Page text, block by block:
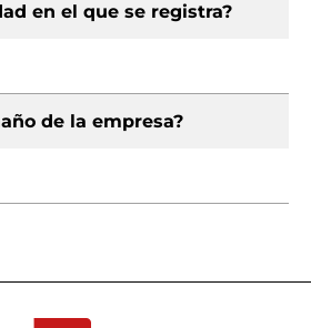
en el que se registra?
de la empresa?